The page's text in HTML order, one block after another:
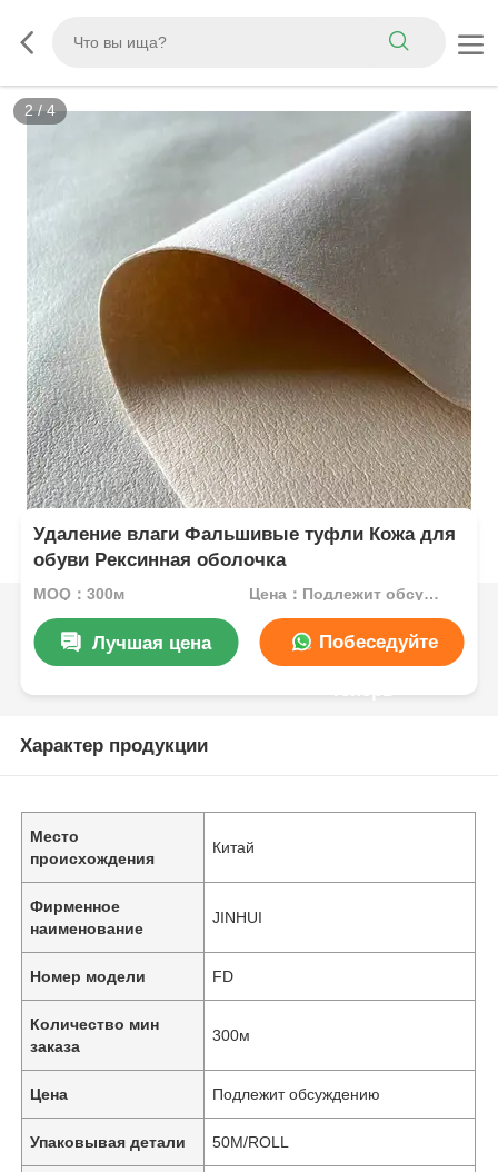
2/4
Удаление влаги Фальшивые туфли Кожа для
обуви Рексинная оболочка
MOQ：300м Цена：Подлежит обсуждению
Лучшая цена Побеседуйте
Характер продукции
Место
происхождения
Китай
Фирменное
наименование
JINHUI
Номер модели FD
Количество мин
заказа
300м
Цена Подлежит обсуждению
Упаковывая детали 50M/ROLL